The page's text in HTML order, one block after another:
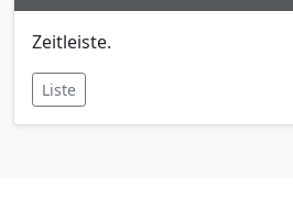
Zeitleiste.
Liste